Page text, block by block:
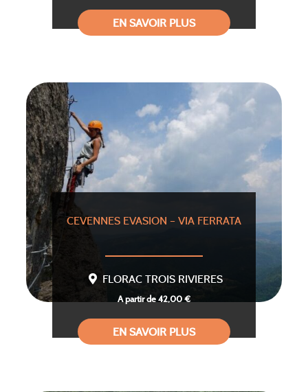
EN SAVOIR PLUS
CEVENNES EVASION – VIA FERRATA
FLORAC TROIS RIVIERES
A partir de 42,00 €
EN SAVOIR PLUS